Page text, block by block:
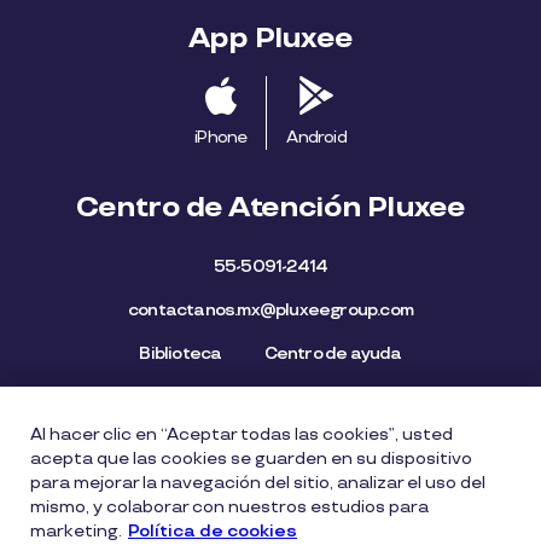
App Pluxee
iPhone Android
Centro de Atención Pluxee
55-5091-2414
contactanos.mx@pluxeegroup.com
Biblioteca Centro de ayuda
Mapa del Sitio Aviso de privacidad Política de cookies
Licencia de Uso de Marca Política de Denuncia
Carta Ética Lista de precios
Al hacer clic en “Aceptar todas las cookies”, usted
acepta que las cookies se guarden en su dispositivo
para mejorar la navegación del sitio, analizar el uso del
mismo, y colaborar con nuestros estudios para
marketing. Política de cookies